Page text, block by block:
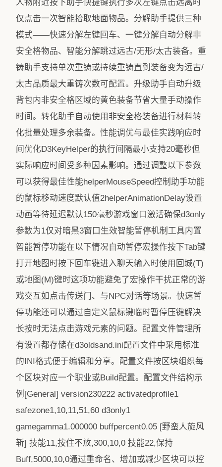
人物附近按下助手快捷键执行多次左键点击远离时
仅点击一次智能拾取地面物品。分解助手提供三种
模式——快速分解左键回车、一键分解自动分解非
安全格物品、智能分解跳过远古/无形/太古装备。重
铸助手支持单次重铸或持续重铸直到装备变为远古/
太古品质最大重铸次数可配置。升级助手自动升级
背包内非安全格区域的黄色装备节省大量手动操作
时间。转化助手自动使用非安全格装备进行材料转
化批量处理多余装备。性能调优与最佳实践响应时
间优化D3KeyHelper的执行间隔最小支持20毫秒但
实际响应时间受多种因素影响。通过调整以下参数
可以获得最佳性能helperMouseSpeed控制助手功能
的鼠标移动速度默认值2helperAnimationDelay设置
动画等待延迟默认150毫秒游戏窗口激活确保d3only
参数为1仅对暗黑3窗口生效智能暂停机制工具内置
智能暂停功能在以下情况自动暂停宏操作按下Tab键
打开地图时按下回车键进入聊天输入时使用回城(T)
或地图(M)键时这项功能避免了宏操作干扰正常的游
戏交互如点击传送门、与NPC对话等场景。快速暂
停功能还可以通过自定义鼠标键临时暂停压键解决
长按时无法点击游戏元素的问题。配置文件管理所
有设置都存储在d3oldsand.ini配置文件中采用标准
的INI格式便于编辑和分享。配置文件按区块组织每
个区块对应一个职业或Build配置。配置文件结构示
例[General] version230222 activatedprofile1
safezone1,10,11,51,60 d3only1
gamegamma1.000000 buffpercent0.05 [野蛮人旋风
斩] 技能11,按住不放,300,10,0 技能22,保持
Buff,5000,10,0通过重命名、增加或减少区块可以控